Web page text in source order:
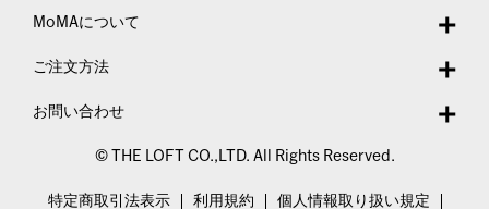
MoMAについて
ご注文方法
お問い合わせ
© THE LOFT CO.,LTD. All Rights Reserved.
特定商取引法表示 利用規約 個人情報取り扱い規定